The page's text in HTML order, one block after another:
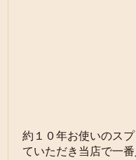
約１０年お使いのス
ていただき当店で一